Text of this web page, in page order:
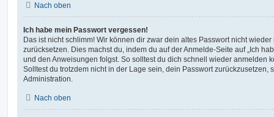
Nach oben
Ich habe mein Passwort vergessen!
Das ist nicht schlimm! Wir können dir zwar dein altes Passwort nicht
zurücksetzen. Dies machst du, indem du auf der Anmelde-Seite auf „Ich
und den Anweisungen folgst. So solltest du dich schnell wieder anmelden
Solltest du trotzdem nicht in der Lage sein, dein Passwort zurückzusetzen,
Administration.
Nach oben